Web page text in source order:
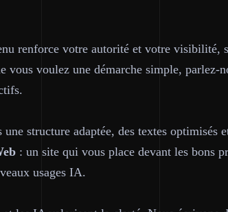
renforce votre autorité et votre visibilité,
vous voulez une démarche simple, parlez-
une structure adaptée, des textes optimisés
: un site qui vous place devant les bons
usages IA.